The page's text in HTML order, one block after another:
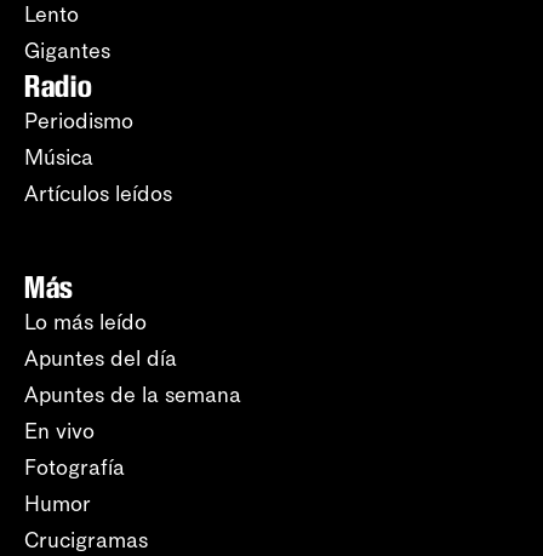
Lento
Gigantes
Radio
Periodismo
Música
Artículos leídos
Más
Lo más leído
Apuntes del día
Apuntes de la semana
En vivo
Fotografía
Humor
Crucigramas